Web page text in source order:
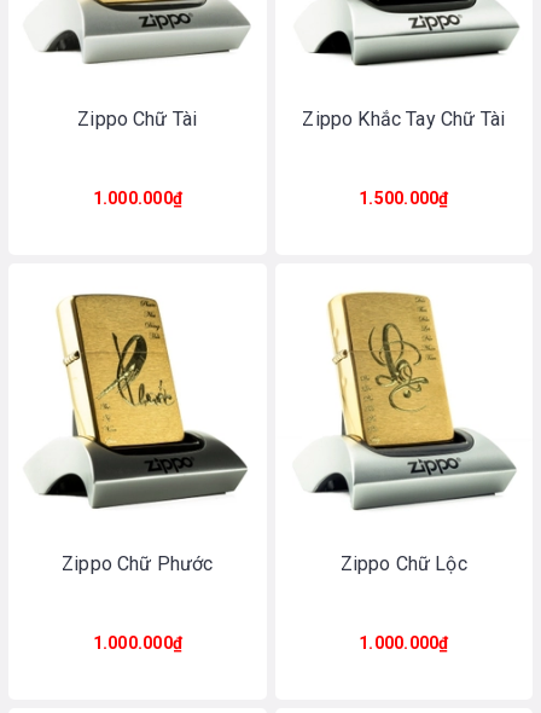
Zippo Chữ Tài
1.000.000₫
Zippo Khắc Tay Chữ Tài
1.500.000₫
Zippo Chữ Phước
1.000.000₫
Zippo Chữ Lộc
1.000.000₫